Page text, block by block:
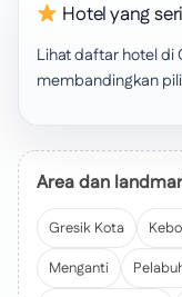
Hotel yang
Lihat daftar hotel di
membandingkan
Area dan
Gresik Kota
Menganti